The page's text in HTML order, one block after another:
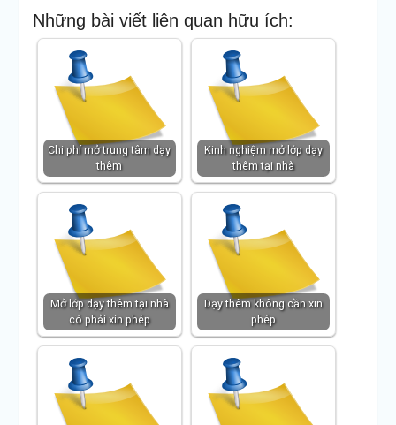
Những bài viết liên quan hữu ích:
Chi phí mở trung tâm dạy
thêm
Kinh nghiệm mở lớp dạy
thêm tại nhà
Mở lớp dạy thêm tại nhà
có phải xin phép
Dạy thêm không cần xin
phép